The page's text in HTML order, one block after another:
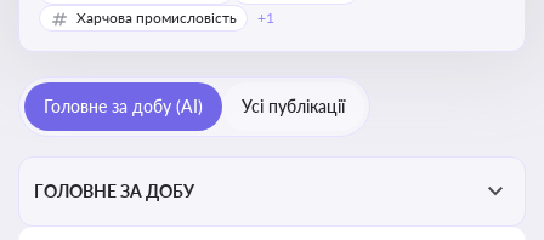
державні чи публічні кошти
Харчова промисловість
+1
Головне за добу (AI) Усі публікації
ГОЛОВНЕ ЗА ДОБУ